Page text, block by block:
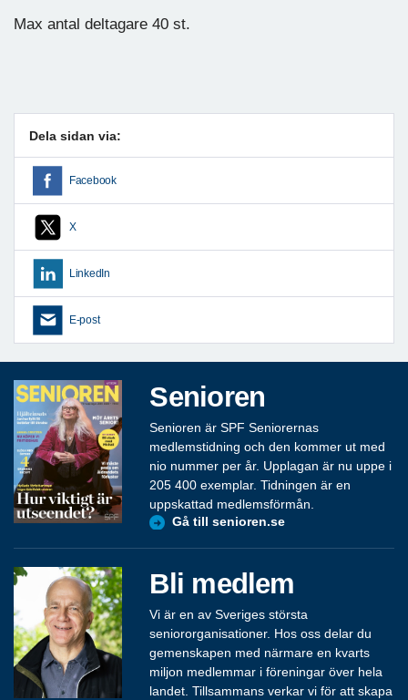
Max antal deltagare 40 st.
Dela sidan via:
Facebook
X
LinkedIn
E-post
Senioren
Senioren är SPF Seniorernas
medlemstidning och den kommer ut med
nio nummer per år. Upplagan är nu uppe i
205 400 exemplar. Tidningen är en
uppskattad medlemsförmån.
Gå till senioren.se
Bli medlem
Vi är en av Sveriges största
seniororganisationer. Hos oss delar du
gemenskapen med närmare en kvarts
miljon medlemmar i föreningar över hela
landet. Tillsammans verkar vi för att skapa